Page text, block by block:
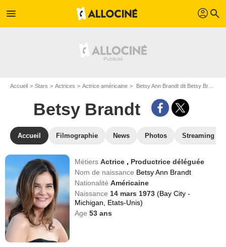
menu profil search
Accueil Stars Actrices Actrice américaine Betsy Ann Brandt dit Betsy Brandt
Betsy Brandt
Accueil Filmographie News Photos Streaming
MétiersActrice , Productrice déléguée
Nom de naissance Betsy Ann Brandt
NationalitéAméricaine
Naissance 14 mars 1973(Bay City -
Michigan, Etats-Unis)
Age53 ans